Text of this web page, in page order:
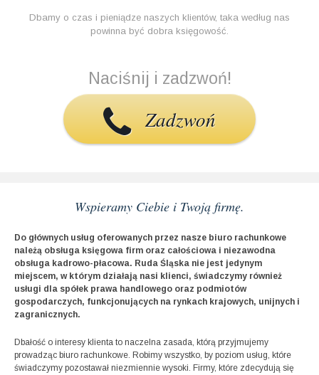
Dbamy o czas i pieniądze naszych klientów, taka według nas
powinna być dobra księgowość.
Naciśnij i zadzwoń!
Zadzwoń
Wspieramy Ciebie i Twoją firmę.
Do głównych usług oferowanych przez nasze biuro rachunkowe
należą obsługa księgowa firm oraz całościowa i niezawodna
obsługa kadrowo-płacowa. Ruda Śląska nie jest jedynym
miejscem, w którym działają nasi klienci, świadczymy również
usługi dla spółek prawa handlowego oraz podmiotów
gospodarczych, funkcjonujących na rynkach krajowych, unijnych i
zagranicznych.
Dbałość o interesy klienta to naczelna zasada, którą przyjmujemy
prowadząc biuro rachunkowe. Robimy wszystko, by poziom usług, które
świadczymy pozostawał niezmiennie wysoki. Firmy, które zdecydują się